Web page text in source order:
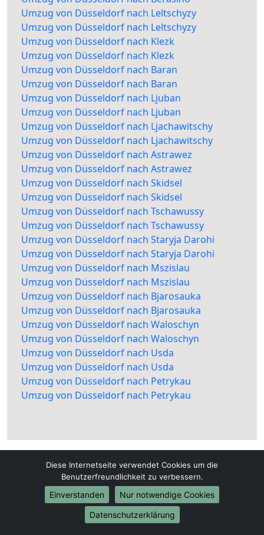
Umzug von Düsseldorf nach Leltschyzy
Umzug von Düsseldorf nach Leltschyzy
Umzug von Düsseldorf nach Klezk
Umzug von Düsseldorf nach Klezk
Umzug von Düsseldorf nach Baran
Umzug von Düsseldorf nach Baran
Umzug von Düsseldorf nach Ljuban
Umzug von Düsseldorf nach Ljuban
Umzug von Düsseldorf nach Ljachawitschy
Umzug von Düsseldorf nach Ljachawitschy
Umzug von Düsseldorf nach Astrawez
Umzug von Düsseldorf nach Astrawez
Umzug von Düsseldorf nach Skidsel
Umzug von Düsseldorf nach Skidsel
Umzug von Düsseldorf nach Tschawussy
Umzug von Düsseldorf nach Tschawussy
Umzug von Düsseldorf nach Staryja Darohi
Umzug von Düsseldorf nach Staryja Darohi
Umzug von Düsseldorf nach Mszislau
Umzug von Düsseldorf nach Mszislau
Umzug von Düsseldorf nach Bjarosauka
Umzug von Düsseldorf nach Bjarosauka
Umzug von Düsseldorf nach Waloschyn
Umzug von Düsseldorf nach Waloschyn
Umzug von Düsseldorf nach Usda
Umzug von Düsseldorf nach Usda
Umzug von Düsseldorf nach Petrykau
Umzug von Düsseldorf nach Petrykau
Düsseldorf-Umzugsunternehmen.de
Diese Internetseite verwendet Cookies um die
Benutzerfreundlichkeit zu verbessern.
Einverstanden
Nur notwendige Cookies
Datenschutzerklärung